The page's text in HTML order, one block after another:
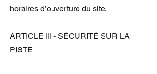
horaires d’ouverture du site.
ARTICLE III - SÉCURITÉ SUR LA
PISTE